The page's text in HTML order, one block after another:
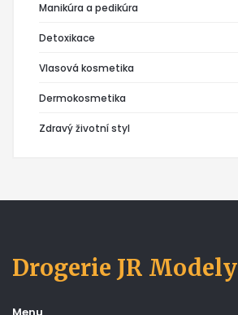
Manikúra a pedikúra
Detoxikace
Vlasová kosmetika
Dermokosmetika
Zdravý životní styl
Drogerie JR Modely